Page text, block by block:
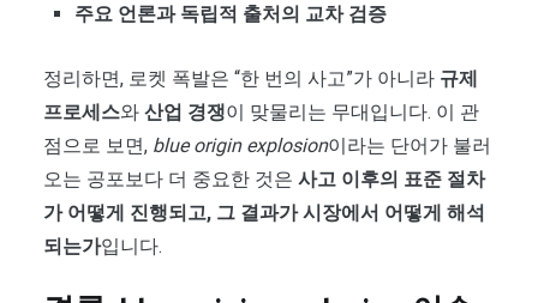
주요 언론과 독립적 출처의 교차 검증
정리하면, 로켓 폭발은 “한 번의 사고”가 아니라 규제
프로세스와 산업 경쟁이 맞물리는 무대입니다. 이 관
점으로 보면, blue origin explosion이라는 단어가 불러
오는 공포보다 더 중요한 것은 사고 이후의 표준 절차
가 어떻게 진행되고, 그 결과가 시장에서 어떻게 해석
되는가입니다.